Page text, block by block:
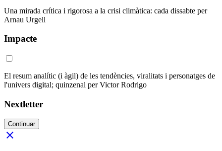
Una mirada crítica i rigorosa a la crisi climàtica: cada dissabte per
Arnau Urgell
Impacte
El resum analític (i àgil) de les tendències, viralitats i personatges de
l'univers digital; quinzenal per Victor Rodrigo
Nextletter
Continuar
close